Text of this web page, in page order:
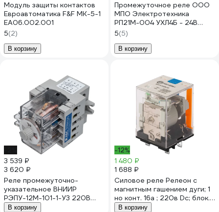
Модуль защиты контактов
Евроавтоматика F&F MK-5-1
EA06.002.001
5(2)
В корзину
Промежуточное реле ООО
МПО Электротехника
РП21М-004 УХЛ4Б - 24В
20042400
5(5)
В корзину
3 539 ₽
3 620 ₽
Реле промежуточно-
указательное ВНИИР
РЭПУ-12М-101-1-У3 220В
пост. A8120-78097860
В корзину
-12%
1 480 ₽
1 688 ₽
Силовое реле Релеон с
магнитным гашением дуги; 1
но конт. 16а ; 220в Dc; блок.
тест, RP731922015
В корзину